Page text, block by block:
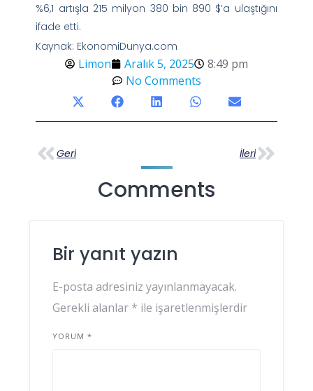
%6,1 artışla 215 milyon 380 bin 890 $’a ulaştığını
ifade etti.
Kaynak: EkonomiDunya.com
Limon Aralık 5, 2025
8:49 pm
No Comments
Geri İleri
Comments
Bir yanıt yazın
E-posta adresiniz yayınlanmayacak.
Gerekli alanlar * ile işaretlenmişlerdir
YORUM *